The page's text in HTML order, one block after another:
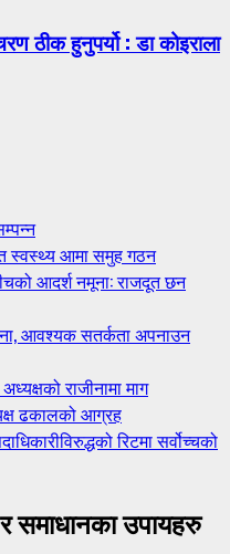
ठीक हुनुपर्यो : डा कोइराला
स्वस्थ्य आमा समुह गठन
आदर्श नमूना: राजदूत छन
आवश्यक सतर्कता अपनाउन
राजीनामा माग
ढकालको आग्रह
रिटमा सर्वोच्चको
समाधानका उपायहरु